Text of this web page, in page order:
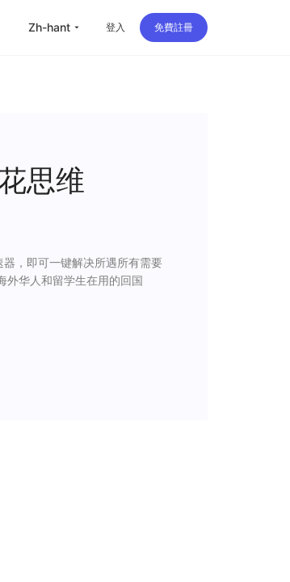
zh-hant 登入 免費註冊
思维
，即可一键解决所遇所有需要
外华人和留学生在用的回国